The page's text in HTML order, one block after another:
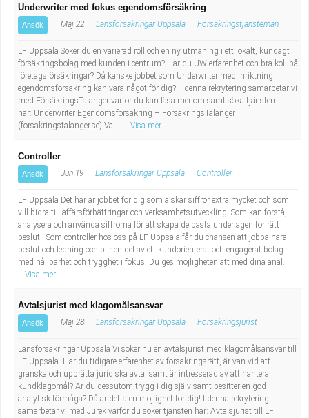
Underwriter med fokus egendomsförsäkring
Ansök Maj 22 Länsförsäkringar Uppsala Försäkringstjänsteman
LF Uppsala Söker du en varierad roll och en ny utmaning i ett lokalt, kundägt
försäkringsbolag med kunden i centrum? Har du UW-erfarenhet och bra koll på
företagsförsäkringar? Då kanske jobbet som Underwriter med inriktning
egendomsförsäkring kan vara något för dig?! I denna rekrytering samarbetar vi
med FörsäkringsTalanger varför du kan läsa mer om samt söka tjänsten
här: Underwriter Egendomsförsäkring – FörsäkringsTalanger
(forsakringstalanger.se) Väl...
Visa mer
Controller
Ansök Jun 19 Länsförsäkringar Uppsala Controller
LF Uppsala Det här är jobbet för dig som älskar siffror extra mycket och som
vill bidra till affärsförbättringar och verksamhetsutveckling. Som kan förstå,
analysera och använda siffrorna för att skapa de bästa underlagen för rätt
beslut. Som controller hos oss på LF Uppsala får du chansen att jobba nära
beslut och ledning och blir en del av ett kundorienterat och engagerat bolag
med hållbarhet och trygghet i fokus. Du ges möjligheten att med dina anal...
Visa mer
Avtalsjurist med klagomålsansvar
Ansök Maj 28 Länsförsäkringar Uppsala Försäkringsjurist
Länsförsäkringar Uppsala Vi söker nu en avtalsjurist med klagomålsansvar till
LF Uppsala. Har du tidigare erfarenhet av försäkringsrätt, är van vid att
granska och upprätta juridiska avtal samt är intresserad av att hantera
kundklagomål? Är du dessutom trygg i dig själv samt besitter en god
analytisk förmåga? Då är detta en möjlighet för dig! I denna rekrytering
samarbetar vi med Jurek varför du söker tjänsten här: Avtalsjurist till LF